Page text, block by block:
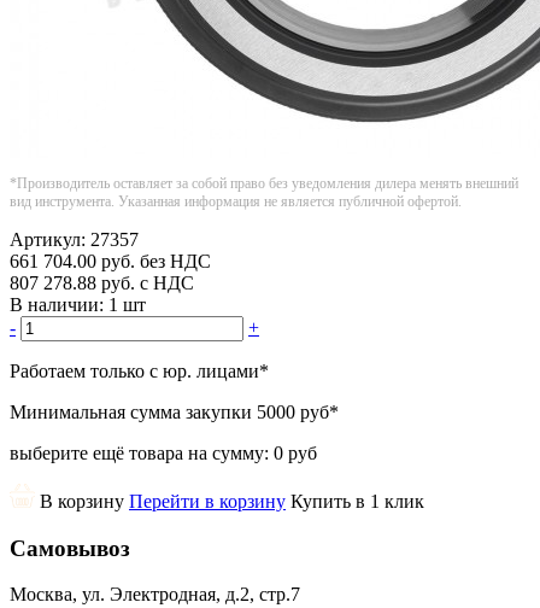
*Производитель оставляет за собой право без уведомления дилера менять внешний
вид инструмента. Указанная информация не является публичной офертой.
Артикул: 27357
661 704.00 руб. без НДС
807 278.88 руб. с НДС
В наличии: 1 шт
-
+
Работаем только с юр. лицами*
Минимальная сумма закупки 5000 руб*
выберите ещё товара на сумму: 0 руб
В корзину Перейти в корзину Купить в 1 клик
Самовывоз
Москва, ул. Электродная, д.2, стр.7